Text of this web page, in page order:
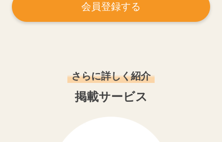
会員登録する
さらに詳しく紹介
掲載サービス